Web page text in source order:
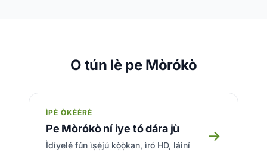
O tún lè pe Mòrókò
ÌPÈ ÒKÈÈRÈ
Pe Mòrókò ní iye tó dára jù
Ìdíyelé fún ìṣẹ́jú kọ̀ọ̀kan, ìró HD, láìní
→